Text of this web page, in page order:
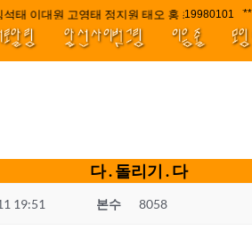
태 이대원 고영태 정지원 태오 홍 최윤호 백
19980101
////||||****||||
알림 앞선사이벗그림 이음줄 모
다 . 돌리기 . 다
19:51 본수 8058